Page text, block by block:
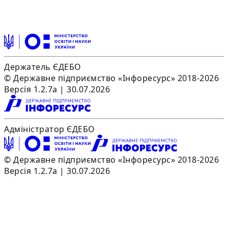
Держатель ЄДЕБО
© Державне підприємство «Інфоресурс» 2018-2026
Версія 1.2.7a | 30.07.2026
Адміністратор ЄДЕБО
© Державне підприємство «Інфоресурс» 2018-2026
Версія 1.2.7a | 30.07.2026